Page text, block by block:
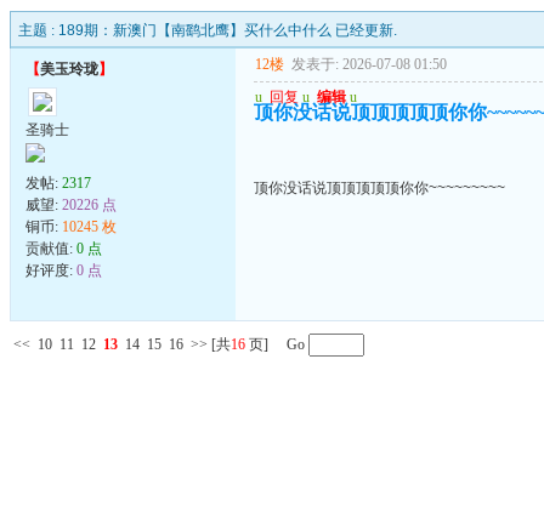
主题 : 189期：新澳门【南鹞北鹰】买什么中什么 已经更新.
【美玉玲珑】
圣骑士
发帖: 2317
威望: 20226 点
铜币: 10245 枚
贡献值: 0 点
好评度: 0 点
12楼 发表于: 2026-07-08 01:50
u 回复 u 编辑 u
顶你没话说顶顶顶顶顶你你
顶你没话说顶顶顶顶顶你你~~~~~~~~~
<< 10 11 12 13 14 15 16 >> [共16 页] Go